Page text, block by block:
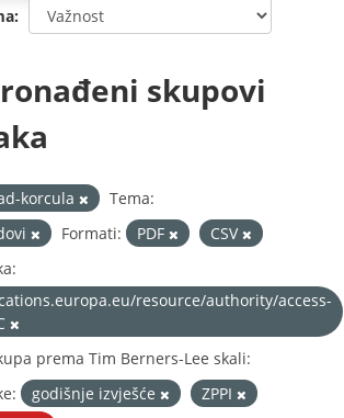
skupovi
korcula
Tema:
Formati: PDF
CSV
resource/authority/access-
prema Tim Berners-Lee skali:
godišnje izvješće
ZPPI